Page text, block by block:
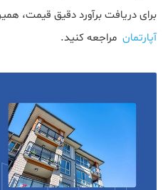
برای دریافت برآورد دقیق قیمت،
آپارتمان مراجعه کنید.